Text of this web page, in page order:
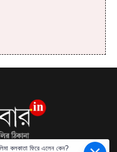
কলকাতা ফিরে এলেন কেন?